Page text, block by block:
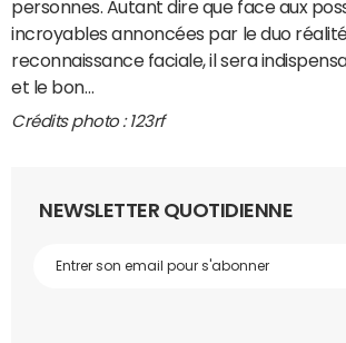
personnes. Autant dire que face aux
incroyables annoncées par le duo
reconnaissance faciale, il sera
et le bon…
Crédits photo : 123rf
NEWSLETTER QUOTIDIENNE